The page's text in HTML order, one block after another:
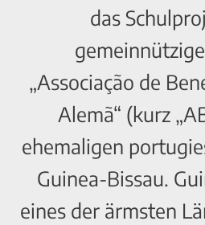
das
„Associação de
Alemã“ (kurz
ehemaligen
Guinea-Bissau.
eines der ärmsten